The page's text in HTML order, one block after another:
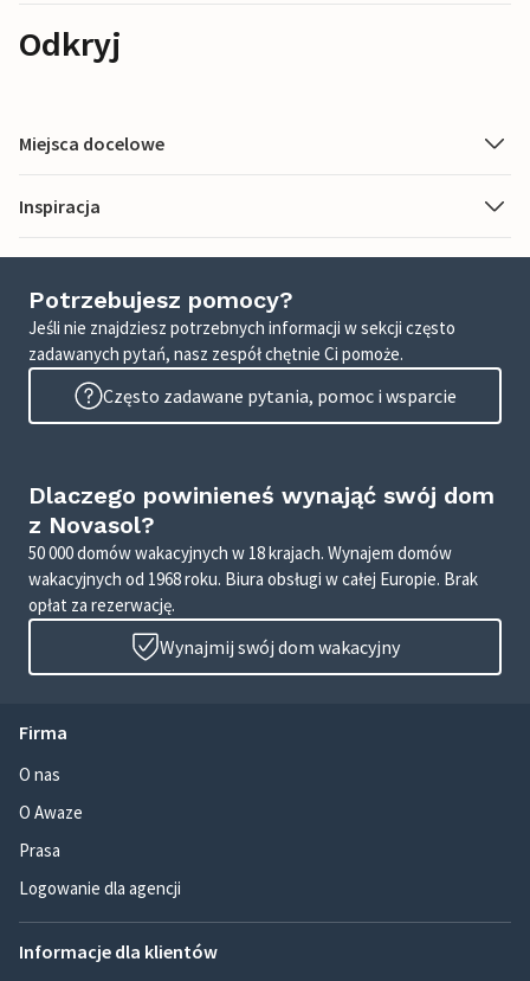
Odkryj
Miejsca docelowe
Inspiracja
Potrzebujesz pomocy?
Jeśli nie znajdziesz potrzebnych informacji w sekcji często
zadawanych pytań, nasz zespół chętnie Ci pomoże.
Często zadawane pytania, pomoc i wsparcie
Dlaczego powinieneś wynająć swój dom
z Novasol?
50 000 domów wakacyjnych w 18 krajach. Wynajem domów
wakacyjnych od 1968 roku. Biura obsługi w całej Europie. Brak
opłat za rezerwację.
Wynajmij swój dom wakacyjny
Firma
O nas
O Awaze
Prasa
Logowanie dla agencji
Informacje dla klientów